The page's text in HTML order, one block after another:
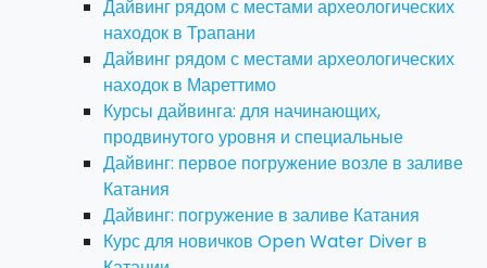
Дайвинг рядом с местами археологических
находок в Трапани
Дайвинг рядом с местами археологических
находок в Мареттимо
Курсы дайвинга: для начинающих,
продвинутого уровня и специальные
Дайвинг: первое погружение возле в заливе
Катания
Дайвинг: погружение в заливе Катания
Курс для новичков Open Water Diver в